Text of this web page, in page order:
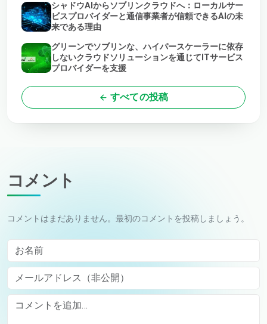
シャドウAIからソブリンクラウドへ：ローカルサー
ビスプロバイダーと通信事業者が信頼できるAIの未
来である理由
グリーンでソブリンな、ハイパースケーラーに依存
しないクラウドソリューションを通じてITサービス
プロバイダーを支援
すべての投稿
コメント
コメントはまだありません。最初のコメントを投稿しましょう。
お名前
メールアドレス（非公開）
Comment